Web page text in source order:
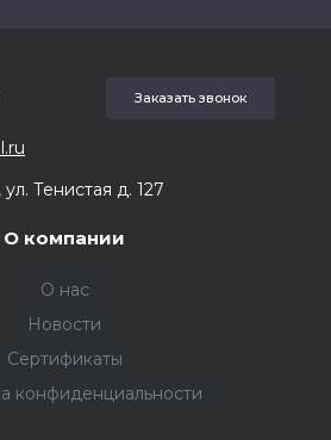
Заказать звонок
Тенистая д. 127
О компании
О нас
Новости
Сертификаты
конфиденциальности